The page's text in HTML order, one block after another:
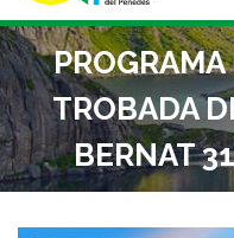
o
c
o
n
t
e
TROBADA
BERNAT